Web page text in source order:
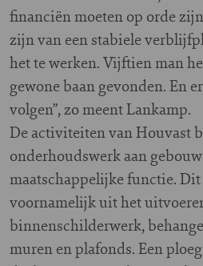
financiën moeten op orde
zijn van een stabiele
het te werken. Vijftien man
gewone baan gevonden. En
volgen”, zo meent Lankamp.
De activiteiten van Houvast
onderhoudswerk aan
maatschappelijke functie.
voornamelijk uit het
binnenschilderwerk,
muren en plafonds. Een